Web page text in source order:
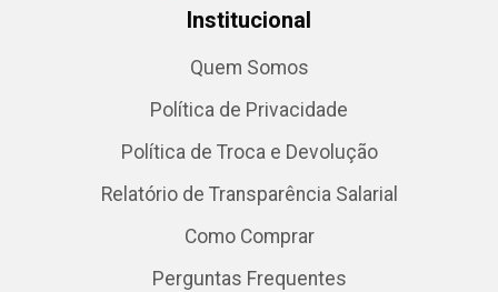
Institucional
Quem Somos
Política de Privacidade
Política de Troca e Devolução
Relatório de Transparência Salarial
Como Comprar
Perguntas Frequentes